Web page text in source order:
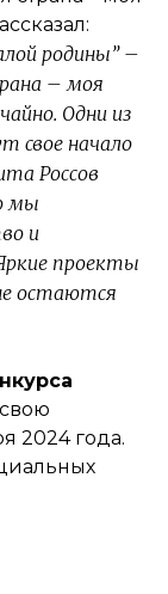
родины” –
– моя
Одни из
свое начало
Россов
мы
и
проекты
остаются
2024 года.